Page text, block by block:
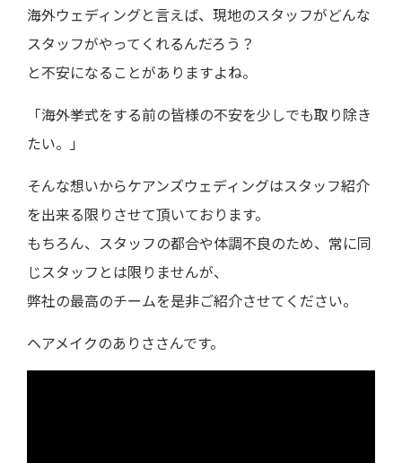
海外ウェディングと言えば、現地のスタッフがどんな
スタッフがやってくれるんだろう？
と不安になることがありますよね。
「海外挙式をする前の皆様の不安を少しでも取り除き
たい。」
そんな想いからケアンズウェディングはスタッフ紹介
を出来る限りさせて頂いております。
もちろん、スタッフの都合や体調不良のため、常に同
じスタッフとは限りませんが、
弊社の最高のチームを是非ご紹介させてください。
ヘアメイクのありささんです。